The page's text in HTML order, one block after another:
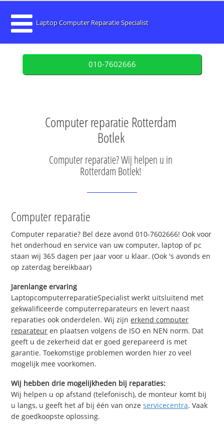
Laptop Computer Reparatie Specialist
010-7602666
Computer reparatie Rotterdam
Botlek
Computer reparatie? Wij helpen u in
Rotterdam Botlek!
Computer reparatie
Computer reparatie? Bel deze avond 010-7602666! Ook voor
het onderhoud en service van uw computer, laptop of pc
staan wij 365 dagen per jaar voor u klaar. (Ook 's avonds en
op zaterdag bereikbaar)
Jarenlange ervaring
LaptopcomputerreparatieSpecialist werkt uitsluitend met
gekwalificeerde computerreparateurs en levert naast
reparaties ook onderdelen. Wij zijnerkend computer
reparateur en plaatsen volgens de ISO en NEN norm. Dat
geeft u de zekerheid dat er goed gerepareerd is met
garantie. Toekomstige problemen worden hier zo veel
mogelijk mee voorkomen.
Wij hebben drie mogelijkheden bij reparaties:
Wij helpen u op afstand (telefonisch), de monteur komt bij
u langs, u geeft het af bij één van onzeservicecentra. Vaak
de goedkoopste oplossing.